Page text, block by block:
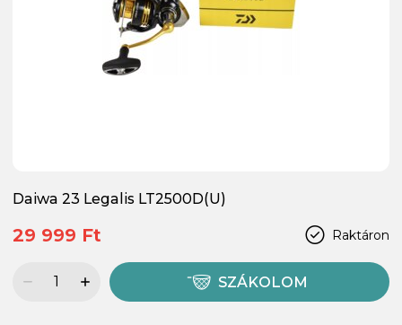
Daiwa 23 Legalis LT2500D(U)
Raktáron
29 999 Ft
SZÁKOLOM